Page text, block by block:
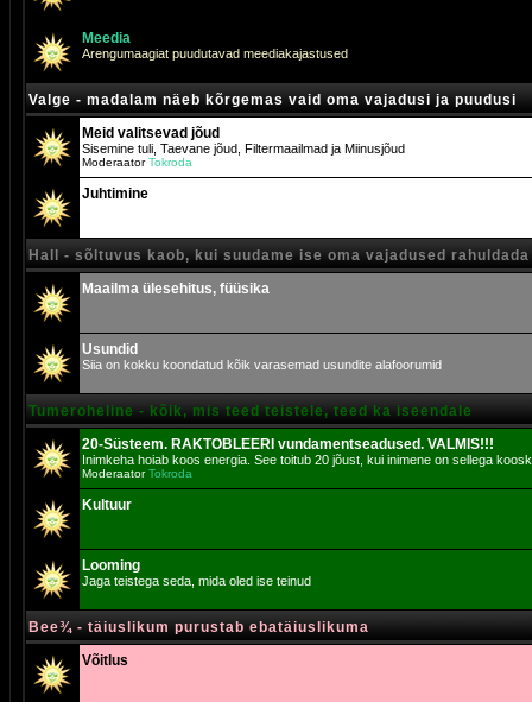
Meedia
Arengumaagiat puudutavad meediakajastused
Valge - madalam näeb kõrgemas vaid oma vajadusi ja puudusi
Meid valitsevad jõud
Sisemine tuli, Taevane jõud, Filtermaailmad ja Miinusjõud
ModeraatorTokroda
Juhtimine
Hall - sõltuvus kaob, kui suudame ise oma vajadused rahuldada
Maailma ülesehitus, füüsika
Usundid
Siia on kokku koondatud kõik varasemad usundite alafoorumid
Tumeroheline - kõik, mis teed teistele, teed ka iseendale
20-Süsteem. RAKTOBLEERI vundamentseadused. VALMIS!!!
Inimkeha hoiab koos energia. See toitub 20 jõust, kui inimene on sellega
ModeraatorTokroda
Kultuur
Looming
Jaga teistega seda, mida oled ise teinud
Bee¾ - täiuslikum purustab ebatäiuslikuma
Võitlus